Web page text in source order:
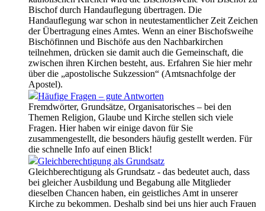
Bischof durch Handauflegung übertragen. Die
Handauflegung war schon in neutestamentlicher Zeit Zeichen
der Übertragung eines Amtes. Wenn an einer Bischofsweihe
Bischöfinnen und Bischöfe aus den Nachbarkirchen
teilnehmen, drücken sie damit auch die Gemeinschaft, die
zwischen ihren Kirchen besteht, aus. Erfahren Sie hier mehr
über die „apostolische Sukzession“ (Amtsnachfolge der
Apostel).
Häufige Fragen – gute Antworten
Fremdwörter, Grundsätze, Organisatorisches – bei den
Themen Religion, Glaube und Kirche stellen sich viele
Fragen. Hier haben wir einige davon für Sie
zusammengestellt, die besonders häufig gestellt werden. Für
die schnelle Info auf einen Blick!
Gleichberechtigung als Grundsatz
Gleichberechtigung als Grundsatz - das bedeutet auch, dass
bei gleicher Ausbildung und Begabung alle Mitglieder
dieselben Chancen haben, ein geistliches Amt in unserer
Kirche zu bekommen. Deshalb sind bei uns hier auch Frauen